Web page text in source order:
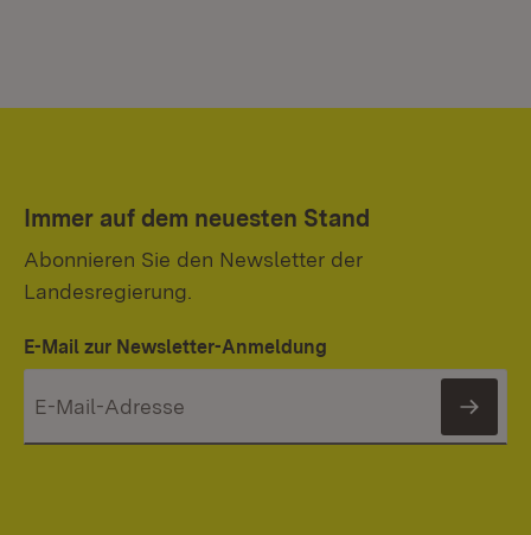
Immer auf dem neuesten Stand
Abonnieren Sie den Newsletter der
Landesregierung.
E-Mail zur Newsletter-Anmeldung